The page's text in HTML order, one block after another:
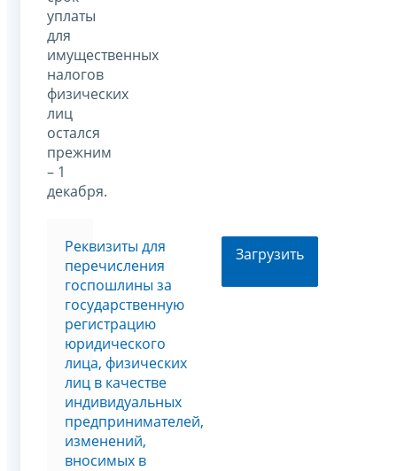
уплаты
для
имущественных
налогов
физических
лиц
остался
прежним
– 1
декабря.
Реквизиты для
перечисления
госпошлины за
государственную
регистрацию
юридического
лица, физических
лиц в качестве
индивидуальных
предпринимателей,
изменений,
вносимых в
Загрузить